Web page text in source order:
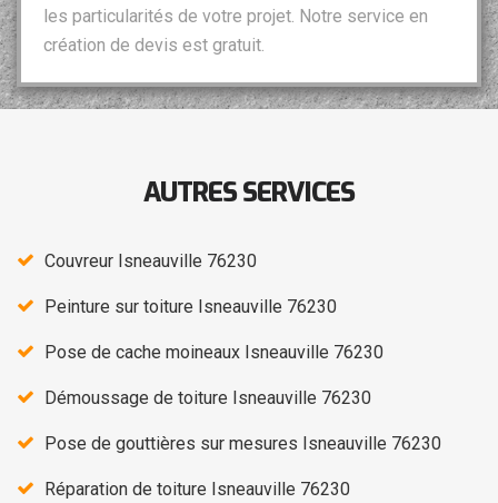
les particularités de votre projet. Notre service en
création de devis est gratuit.
AUTRES SERVICES
Couvreur Isneauville 76230
Peinture sur toiture Isneauville 76230
Pose de cache moineaux Isneauville 76230
Démoussage de toiture Isneauville 76230
Pose de gouttières sur mesures Isneauville 76230
Réparation de toiture Isneauville 76230